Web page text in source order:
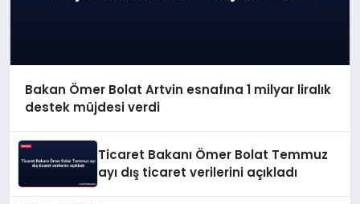
Bakan Ömer Bolat Artvin esnafına 1 milyar liralık
destek müjdesi verdi
Ticaret Bakanı Ömer Bolat Temmuz
ayı dış ticaret verilerini açıkladı